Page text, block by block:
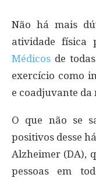
Não há mais
atividade física
Médicos de
exercício como
e coadjuvante da
O que não se
positivos desse
Alzheimer (DA),
pessoas em